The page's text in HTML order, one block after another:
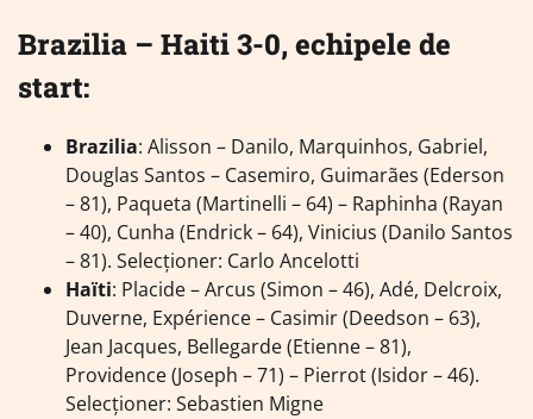
Brazilia – Haiti 3-0, echipele de
start:
Brazilia: Alisson – Danilo, Marquinhos, Gabriel,
Douglas Santos – Casemiro, Guimarães (Ederson
– 81), Paqueta (Martinelli – 64) – Raphinha (Rayan
– 40), Cunha (Endrick – 64), Vinicius (Danilo Santos
– 81). Selecţioner: Carlo Ancelotti
Haïti: Placide – Arcus (Simon – 46), Adé, Delcroix,
Duverne, Expérience – Casimir (Deedson – 63),
Jean Jacques, Bellegarde (Etienne – 81),
Providence (Joseph – 71) – Pierrot (Isidor – 46).
Selecţioner: Sebastien Migne